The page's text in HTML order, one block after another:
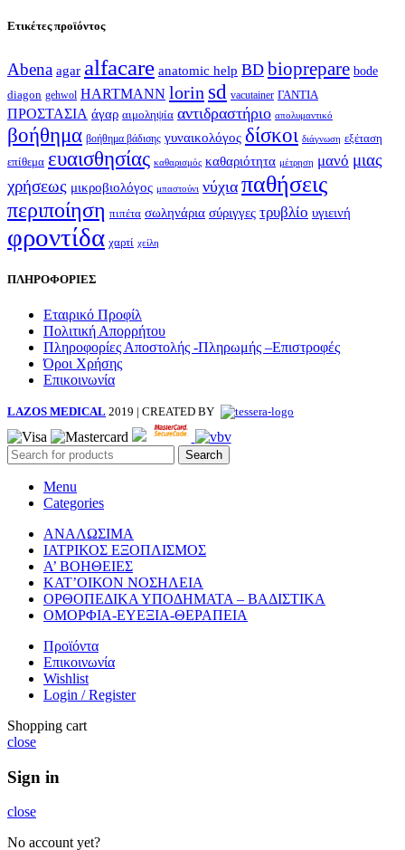
Ετικέτες προϊόντος
Abena agar alfacare anatomic help BD bioprepare bode
diagon gehwol HARTMANN lorin sd vacutainer ΓΑΝΤΙΑ
ΠΡΟΣΤΑΣΙΑ άγαρ αιμοληψία αντιδραστήριο απολυμαντικό
βοήθημα βοήθημα βάδισης γυναικολόγος δίσκοι διάγνωση εξέταση
επίθεμα ευαισθησίας καθαρισμός καθαριότητα μέτρηση μανό μιας
χρήσεως μικροβιολόγος μπαστούνι νύχια παθήσεις
περιποίηση πιπέτα σωληνάρια σύριγγες τρυβλίο υγιεινή
φροντίδα χαρτί χείλη
ΠΛΗΡΟΦΟΡΙΕΣ
Εταιρικό Προφίλ
Πολιτική Απορρήτου
Πληροφορίες Αποστολής -Πληρωμής –Επιστροφές
Όροι Χρήσης
Επικοινωνία
LAZOS MEDICAL 2019 | CREATED BY
Search
Menu
Categories
ΑΝΑΛΩΣΙΜΑ
ΙΑΤΡΙΚΟΣ ΕΞΟΠΛΙΣΜΟΣ
Α’ ΒΟΗΘΕΙΕΣ
ΚΑΤ’ΟΙΚΟΝ ΝΟΣΗΛΕΙΑ
ΟΡΘΟΠΕΔΙΚΑ ΥΠΟΔΗΜΑΤΑ – ΒΑΔΙΣΤΙΚΑ
ΟΜΟΡΦΙΑ-ΕΥΕΞΙΑ-ΘΕΡΑΠΕΙΑ
Προϊόντα
Επικοινωνία
Wishlist
Login / Register
Shopping cart
close
Sign in
close
No account yet?